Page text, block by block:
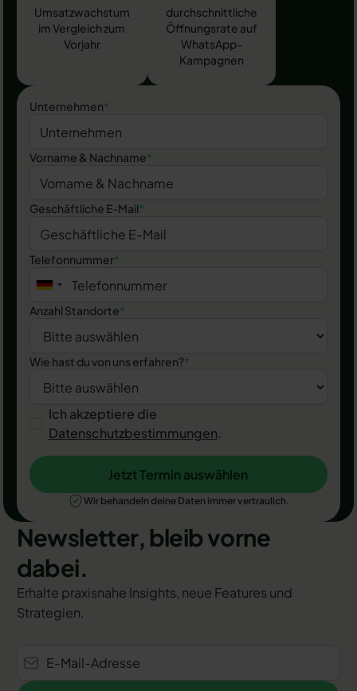
Umsatzwachstum
im Vergleich zum
Vorjahr
durchschnittliche
Öffnungsrate auf
WhatsApp-
Kampagnen
Unternehmen*
Vorname & Nachname*
Geschäftliche E-Mail*
Telefonnummer*
Anzahl Standorte*
Wie hast du von uns erfahren?*
Ich akzeptiere die
Datenschutzbestimmungen.
Jetzt Termin auswählen
Jetzt Termin auswählen
Wir behandeln deine Daten immer vertraulich.
Newsletter, bleib vorne
dabei.
Erhalte praxisnahe Insights, neue Features und
Strategien.